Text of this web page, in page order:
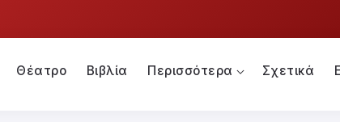
Θέατρο Βιβλία Περισσότερα Σχετικά